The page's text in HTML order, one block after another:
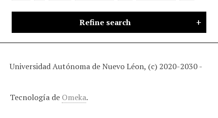
Refine search
Universidad Autónoma de Nuevo Léon, (c) 2020-2030 -
Tecnología de Omeka.